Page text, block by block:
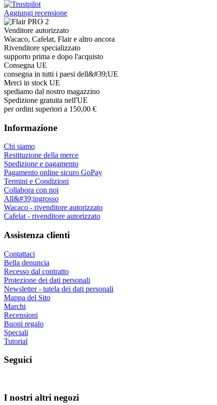
Aggiungi recensione
Venditore autorizzato
Wacaco, Cafelat, Flair e altro ancora
Rivenditore specializzato
supporto prima e dopo l'acquisto
Consegna UE
consegna in tutti i paesi dell&#39;UE
Merci in stock UE
spediamo dal nostro magazzino
Spedizione gratuita nell'UE
per ordini superiori a 150,00 €
Informazione
Chi siamo
Restituzione della merce
Spedizione e pagamento
Pagamento online sicuro GoPay
Termini e Condizioni
Collabora con noi
All&#39;ingrosso
Wacaco - rivenditore autorizzato
Cafelat - rivenditore autorizzato
Assistenza clienti
Contattaci
Bella denuncia
Recesso dal contratto
Protezione dei dati personali
Newsletter - tutela dei dati personali
Mappa del Sito
Marchi
Recensioni
Buoni regalo
Speciali
Tutorial
Seguici
I nostri altri negozi